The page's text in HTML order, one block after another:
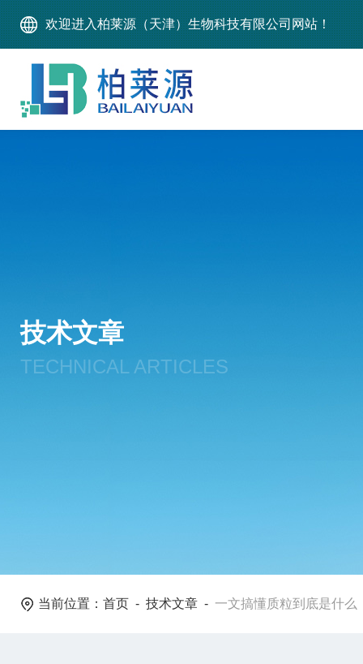
欢迎进入柏莱源（天津）生物科技有限公司网站！
技术文章
TECHNICAL ARTICLES
当前位置： 首页 - 技术文章 - 一文搞懂质粒到底是什么